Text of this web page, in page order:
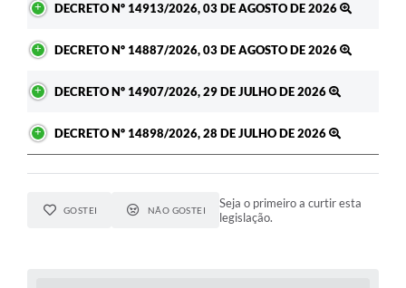
DECRETO Nº 14913/2026, 03 DE AGOSTO DE 2026
DECRETO Nº 14887/2026, 03 DE AGOSTO DE 2026
DECRETO Nº 14907/2026, 29 DE JULHO DE 2026
DECRETO Nº 14898/2026, 28 DE JULHO DE 2026
GOSTEI NÃO GOSTEI
Seja o primeiro a curtir esta
legislação.